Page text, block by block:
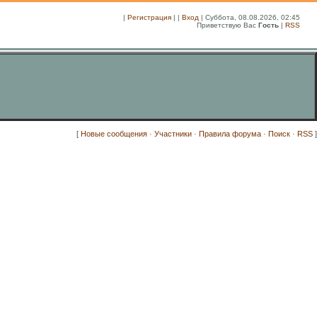
| Регистрация | | Вход | Суббота, 08.08.2026, 02:45
Приветствую Вас Гость | RSS
[ Новые сообщения · Участники · Правила форума · Поиск · RSS ]